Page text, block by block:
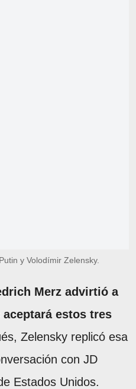
y Volodímir Zelensky.
Merz advirtió a
estos tres
Zelensky replicó esa
con JD
Estados Unidos.